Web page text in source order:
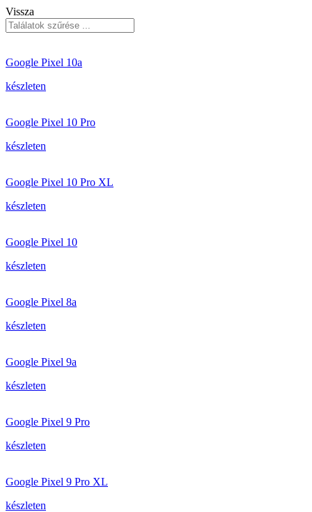
Vissza
Google Pixel 10a
készleten
Google Pixel 10 Pro
készleten
Google Pixel 10 Pro XL
készleten
Google Pixel 10
készleten
Google Pixel 8a
készleten
Google Pixel 9a
készleten
Google Pixel 9 Pro
készleten
Google Pixel 9 Pro XL
készleten